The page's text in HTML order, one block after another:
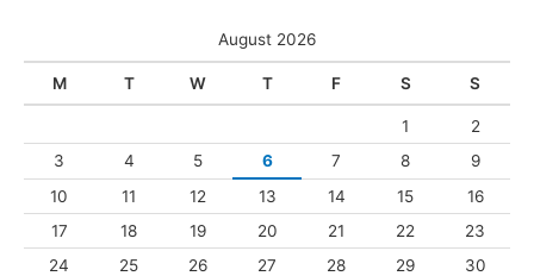
August 2026
M T W T F S S
1
2
3
4 5 6 7 8
9
10
11 12 13 14 15
16
17
18 19 20 21 22
23
24
25 26 27 28 29
30